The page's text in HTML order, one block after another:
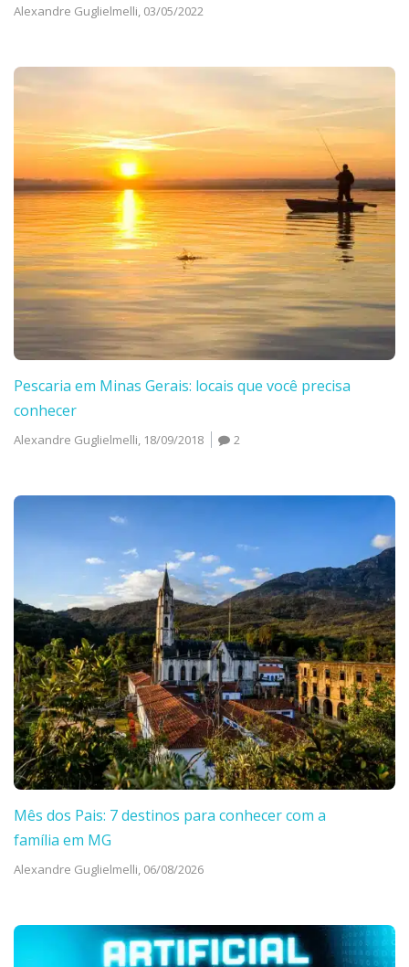
Alexandre Guglielmelli, 03/05/2022
Pescaria em Minas Gerais: locais que você precisa
conhecer
Alexandre Guglielmelli, 18/09/2018 2
Mês dos Pais: 7 destinos para conhecer com a
família em MG
Alexandre Guglielmelli, 06/08/2026